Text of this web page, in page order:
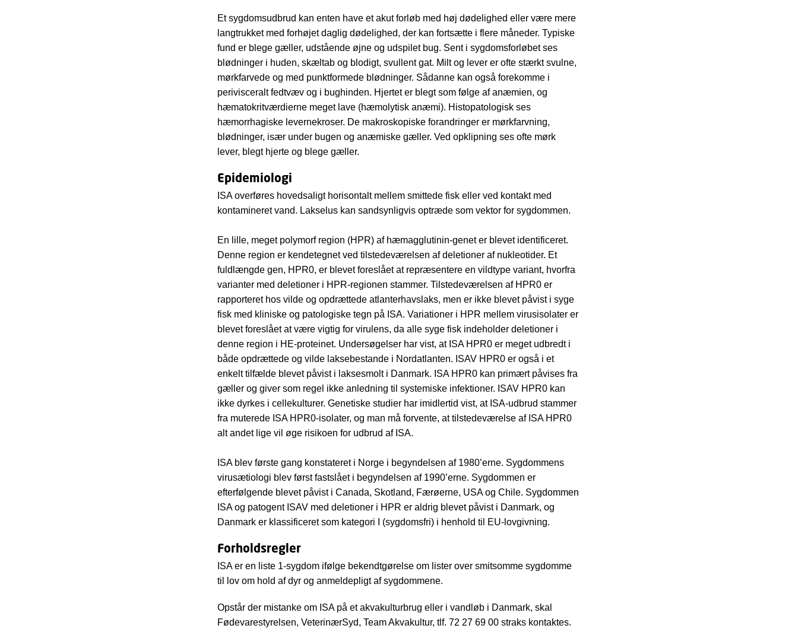
Et sygdomsudbrud kan enten have et akut forløb med høj dødelighed eller være mere
langtrukket med forhøjet daglig dødelighed, der kan fortsætte i flere måneder. Typiske
fund er blege gæller, udstående øjne og udspilet bug. Sent i sygdomsforløbet ses
blødninger i huden, skæltab og blodigt, svullent gat. Milt og lever er ofte stærkt svulne,
mørkfarvede og med punktformede blødninger. Sådanne kan også forekomme i
perivisceralt fedtvæv og i bughinden. Hjertet er blegt som følge af anæmien, og
hæmatokritværdierne meget lave (hæmolytisk anæmi). Histopatologisk ses
hæmorrhagiske levernekroser. De makroskopiske forandringer er mørkfarvning,
blødninger, især under bugen og anæmiske gæller. Ved opklipning ses ofte mørk
lever, blegt hjerte og blege gæller.
Epidemiologi
ISA overføres hovedsaligt horisontalt mellem smittede fisk eller ved kontakt med
kontamineret vand. Lakselus kan sandsynligvis optræde som vektor for sygdommen.
En lille, meget polymorf region (HPR) af hæmagglutinin-genet er blevet identificeret.
Denne region er kendetegnet ved tilstedeværelsen af deletioner af nukleotider. Et
fuldlængde gen, HPR0, er blevet foreslået at repræsentere en vildtype variant, hvorfra
varianter med deletioner i HPR-regionen stammer. Tilstedeværelsen af HPR0 er
rapporteret hos vilde og opdrættede atlanterhavslaks, men er ikke blevet påvist i syge
fisk med kliniske og patologiske tegn på ISA. Variationer i HPR mellem virusisolater er
blevet foreslået at være vigtig for virulens, da alle syge fisk indeholder deletioner i
denne region i HE-proteinet. Undersøgelser har vist, at ISA HPR0 er meget udbredt i
både opdrættede og vilde laksebestande i Nordatlanten. ISAV HPR0 er også i et
enkelt tilfælde blevet påvist i laksesmolt i Danmark. ISA HPR0 kan primært påvises fra
gæller og giver som regel ikke anledning til systemiske infektioner. ISAV HPR0 kan
ikke dyrkes i cellekulturer. Genetiske studier har imidlertid vist, at ISA-udbrud stammer
fra muterede ISA HPR0-isolater, og man må forvente, at tilstedeværelse af ISA HPR0
alt andet lige vil øge risikoen for udbrud af ISA.
ISA blev første gang konstateret i Norge i begyndelsen af 1980’erne. Sygdommens
virus­ætiologi blev først fastslået i begyndelsen af 1990’erne. Sygdommen er
efterfølgende blevet påvist i Canada, Skotland, Færøerne, USA og Chile. Sygdommen
ISA og patogent ISAV med deletioner i HPR er aldrig blevet påvist i Danmark, og
Danmark er klassificeret som kategori I (sygdomsfri) i henhold til EU-lovgivning.
Forholdsregler
ISA er en liste 1-sygdom ifølge bekendtgørelse om lister over smitsomme sygdomme
til lov om hold af dyr og anmeldepligt af sygdommene.
Opstår der mistanke om ISA på et akvakulturbrug eller i vandløb i Danmark, skal
Fødevarestyrelsen, VeterinærSyd, Team Akvakultur, tlf. 72 27 69 00 straks kontaktes.